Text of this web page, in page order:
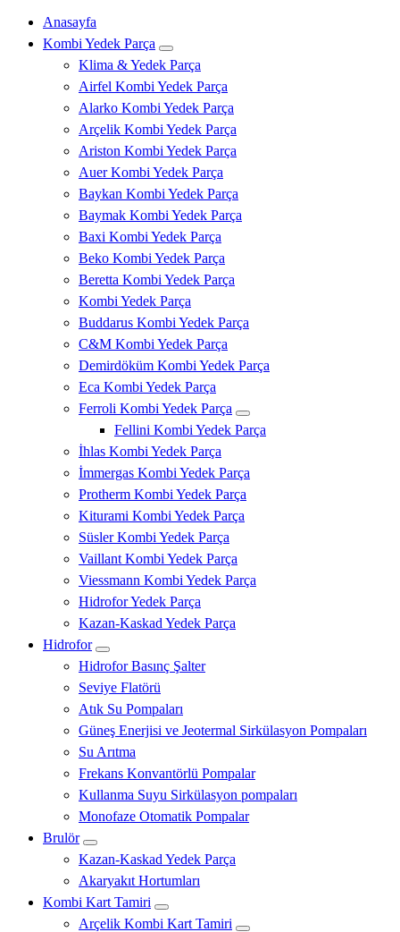
Anasayfa
Kombi Yedek Parça
Klima & Yedek Parça
Airfel Kombi Yedek Parça
Alarko Kombi Yedek Parça
Arçelik Kombi Yedek Parça
Ariston Kombi Yedek Parça
Auer Kombi Yedek Parça
Baykan Kombi Yedek Parça
Baymak Kombi Yedek Parça
Baxi Kombi Yedek Parça
Beko Kombi Yedek Parça
Beretta Kombi Yedek Parça
Kombi Yedek Parça
Buddarus Kombi Yedek Parça
C&M Kombi Yedek Parça
Demirdöküm Kombi Yedek Parça
Eca Kombi Yedek Parça
Ferroli Kombi Yedek Parça
Fellini Kombi Yedek Parça
İhlas Kombi Yedek Parça
İmmergas Kombi Yedek Parça
Protherm Kombi Yedek Parça
Kiturami Kombi Yedek Parça
Süsler Kombi Yedek Parça
Vaillant Kombi Yedek Parça
Viessmann Kombi Yedek Parça
Hidrofor Yedek Parça
Kazan-Kaskad Yedek Parça
Hidrofor
Hidrofor Basınç Şalter
Seviye Flatörü
Atık Su Pompaları
Güneş Enerjisi ve Jeotermal Sirkülasyon Pompaları
Su Arıtma
Frekans Konvantörlü Pompalar
Kullanma Suyu Sirkülasyon pompaları
Monofaze Otomatik Pompalar
Brulör
Kazan-Kaskad Yedek Parça
Akaryakıt Hortumları
Kombi Kart Tamiri
Arçelik Kombi Kart Tamiri